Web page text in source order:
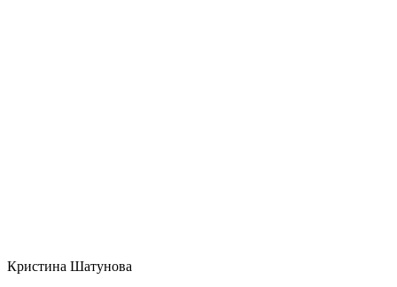
Кристина Шатунова